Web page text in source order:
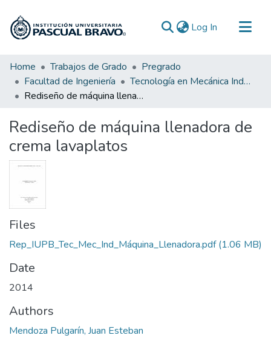
Log In (current)
Communities & Collections
All of DSpace
Statistics
Home Trabajos de Grado
Pregrado
Facultad de Ingeniería
Tecnología en Mecánica Industrial
Rediseño de máquina llenadora de crema lavaplatos
Rediseño de máquina llenadora de
crema lavaplatos
Files
Rep_IUPB_Tec_Mec_Ind_Máquina_Llenadora.pdf(1.06 MB)
Date
2014
Authors
Mendoza Pulgarín, Juan Esteban